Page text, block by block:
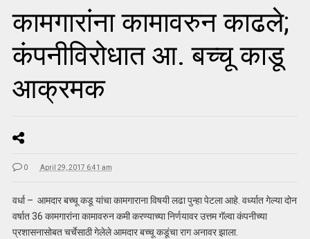
कामगारांना कामावरुन काढले;
कंपनीविरोधात आ. बच्चू काडू
आक्रमक
0 April 29, 2017 6:41 am
वर्धा – आमदार बच्चू कडू यांचा कामगाराना विषयी लढा पुन्हा पेटला आहे. वर्ध्यात गेल्या दोन
वर्षात 36 कामगारांना कामावरुन कमी करण्याच्या निर्णयावर उत्तम गॅल्वा कंपनीच्या
प्रशासनासोबत चर्चेसाठी गेलेले आमदार बच्चू कडूंचा राग अनावर झाला.